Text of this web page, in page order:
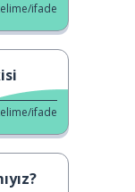
ifade
ifade